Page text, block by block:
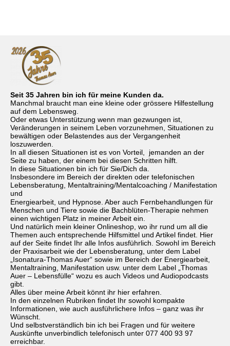
Seit 35 Jahren bin ich für meine Kunden da.
Manchmal braucht man eine kleine oder grössere Hilfestellung
auf dem Lebensweg.
Oder etwas Unterstützung wenn man gezwungen ist,
Veränderungen in seinem Leben vorzunehmen, Situationen zu
bewältigen oder Belastendes aus der Vergangenheit
loszuwerden.
In all diesen Situationen ist es von Vorteil, jemanden an der
Seite zu haben, der einem bei diesen Schritten hilft.
In diese Situationen bin ich für Sie/Dich da.
Insbesondere im Bereich der direkten oder telefonischen
Lebensberatung, Mentaltraining/Mentalcoaching / Manifestation
und
Energiearbeit, und Hypnose. Aber auch Fernbehandlungen für
Menschen und Tiere sowie die Bachblüten-Therapie nehmen
einen wichtigen Platz in meiner Arbeit ein.
Und natürlich mein kleiner Onlineshop, wo ihr rund um all die
Themen auch entsprechende Hilfsmittel und Artikel findet. Hier
auf der Seite findet Ihr alle Infos ausführlich. Sowohl im Bereich
der Praxisarbeit wie der Lebensberatung, unter dem Label
„Isonatura-Thomas Auer“ sowie im Bereich der Energiearbeit,
Mentaltraining, Manifestation usw. unter dem Label „Thomas
Auer – Lebensfülle“ wozu es auch Videos und Audiopodcasts
gibt.
Alles über meine Arbeit könnt ihr hier erfahren.
In den einzelnen Rubriken findet Ihr sowohl kompakte
Informationen, wie auch ausführlichere Infos – ganz was ihr
Wünscht.
Und selbstverständlich bin ich bei Fragen und für weitere
Auskünfte unverbindlich telefonisch unter 077 400 93 97
erreichbar.